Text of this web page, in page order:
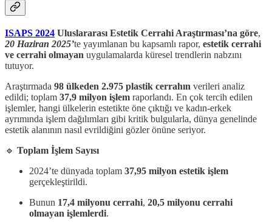
ISAPS 2024 Uluslararası Estetik Cerrahi Araştırması’na göre,
20 Haziran 2025’te yayımlanan bu kapsamlı rapor, estetik cerrahi
ve cerrahi olmayan uygulamalarda küresel trendlerin nabzını
tutuyor.
Araştırmada 98 ülkeden 2.975 plastik cerrahın verileri analiz
edildi; toplam 37,9 milyon işlem raporlandı. En çok tercih edilen
işlemler, hangi ülkelerin estetikte öne çıktığı ve kadın-erkek
ayrımında işlem dağılımları gibi kritik bulgularla, dünya genelinde
estetik alanının nasıl evrildiğini gözler önüne seriyor.
🔹 Toplam İşlem Sayısı
2024’te dünyada toplam 37,95 milyon estetik işlem
gerçekleştirildi.
Bunun 17,4 milyonu cerrahi, 20,5 milyonu cerrahi
olmayan işlemlerdi.